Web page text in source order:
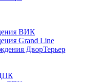
ВИК
Grand Line
ДворТерьер